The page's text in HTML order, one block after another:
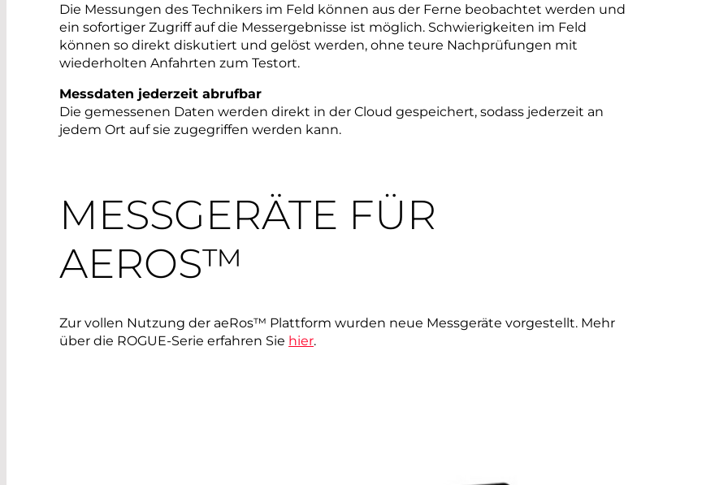
Die Messungen des Technikers im Feld können aus der Ferne beobachtet werden und
ein sofortiger Zugriff auf die Messergebnisse ist möglich. Schwierigkeiten im Feld
können so direkt diskutiert und gelöst werden, ohne teure Nachprüfungen mit
wiederholten Anfahrten zum Testort.
Messdaten jederzeit abrufbar
Die gemessenen Daten werden direkt in der Cloud gespeichert, sodass jederzeit an
jedem Ort auf sie zu­gegriffen werden kann.
MESSGERÄTE FÜR
AEROS™
Zur vollen Nutzung der aeRos™ Plattform wurden neue Messgeräte vorgestellt. Mehr
über die ROGUE-Serie erfahren Sie hier.